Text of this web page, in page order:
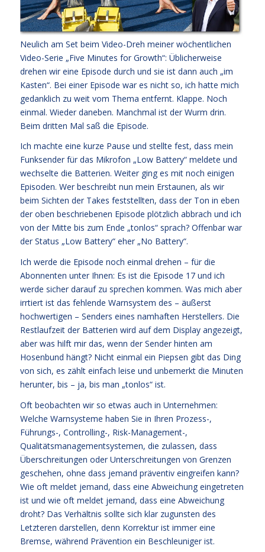
Neulich am Set beim Video-Dreh meiner wöchentlichen
Video-Serie „Five Minutes for Growth“: Üblicherweise
drehen wir eine Episode durch und sie ist dann auch „im
Kasten“. Bei einer Episode war es nicht so, ich hatte mich
gedanklich zu weit vom Thema entfernt. Klappe. Noch
einmal. Wieder daneben. Manchmal ist der Wurm drin.
Beim dritten Mal saß die Episode.
Ich machte eine kurze Pause und stellte fest, dass mein
Funksender für das Mikrofon „Low Battery“ meldete und
wechselte die Batterien. Weiter ging es mit noch einigen
Episoden. Wer beschreibt nun mein Erstaunen, als wir
beim Sichten der Takes feststellten, dass der Ton in eben
der oben beschriebenen Episode plötzlich abbrach und ich
von der Mitte bis zum Ende „tonlos“ sprach? Offenbar war
der Status „Low Battery“ eher „No Battery“.
Ich werde die Episode noch einmal drehen – für die
Abonnenten unter Ihnen: Es ist die Episode 17 und ich
werde sicher darauf zu sprechen kommen. Was mich aber
irrtiert ist das fehlende Warnsystem des – äußerst
hochwertigen – Senders eines namhaften Herstellers. Die
Restlaufzeit der Batterien wird auf dem Display angezeigt,
aber was hilft mir das, wenn der Sender hinten am
Hosenbund hängt? Nicht einmal ein Piepsen gibt das Ding
von sich, es zählt einfach leise und unbemerkt die Minuten
herunter, bis – ja, bis man „tonlos“ ist.
Oft beobachten wir so etwas auch in Unternehmen:
Welche Warnsysteme haben Sie in Ihren Prozess-,
Führungs-, Controlling-, Risk-Management-,
Qualitätsmanagementsystemen, die zulassen, dass
Überschreitungen oder Unterschreitungen von Grenzen
geschehen, ohne dass jemand präventiv eingreifen kann?
Wie oft meldet jemand, dass eine Abweichung eingetreten
ist und wie oft meldet jemand, dass eine Abweichung
droht? Das Verhältnis sollte sich klar zugunsten des
Letzteren darstellen, denn Korrektur ist immer eine
Bremse, während Prävention ein Beschleuniger ist.